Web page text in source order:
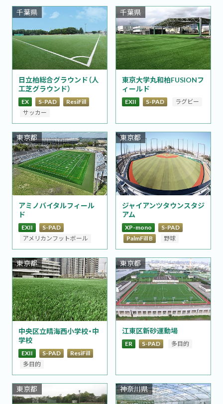
日立柏総合グラウンド（人
工芝グラウンド）
千葉県
EX S-PAD
ResiFill
サッカー
東京大学丸和柏FUSIONフ
ィールド
千葉県
EXII S-PAD ラグビー
アミノバイタルフィール
ド
東京都
EXII
S-PAD
アメリカンフットボール
ジャイアンツタウンスタジ
アム
東京都
XP-mono
S-PAD
PalmFill B
野球
中央区立晴海西小学校・中
学校
東京都
EXII S-PAD
ResiFill
多目的
江東区新砂運動場
東京都
ER S-PAD 多目的
東京都 神奈川県